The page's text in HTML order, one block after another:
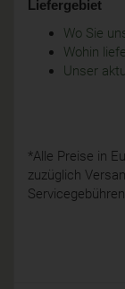
Liefergebiet
Wo Sie
Wohin
Unser
*Alle Preise in
zuzüglich
Servicegebühren.